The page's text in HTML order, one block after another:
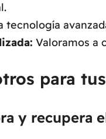
tecnología
Valoramos a
para
y